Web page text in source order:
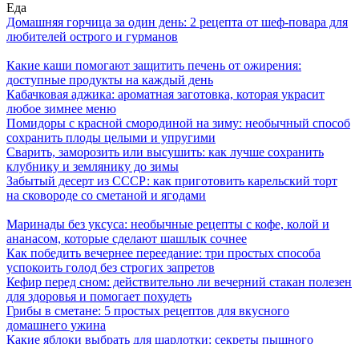
Еда
Домашняя горчица за один день: 2 рецепта от шеф-повара для
любителей острого и гурманов
Какие каши помогают защитить печень от ожирения:
доступные продукты на каждый день
Кабачковая аджика: ароматная заготовка, которая украсит
любое зимнее меню
Помидоры с красной смородиной на зиму: необычный способ
сохранить плоды целыми и упругими
Сварить, заморозить или высушить: как лучше сохранить
клубнику и землянику до зимы
Забытый десерт из СССР: как приготовить карельский торт
на сковороде со сметаной и ягодами
Маринады без уксуса: необычные рецепты с кофе, колой и
ананасом, которые сделают шашлык сочнее
Как победить вечернее переедание: три простых способа
успокоить голод без строгих запретов
Кефир перед сном: действительно ли вечерний стакан полезен
для здоровья и помогает похудеть
Грибы в сметане: 5 простых рецептов для вкусного
домашнего ужина
Какие яблоки выбрать для шарлотки: секреты пышного